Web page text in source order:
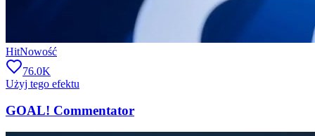
HitNowość
76.0K
Użyj tego efektu
GOAL! Commentator